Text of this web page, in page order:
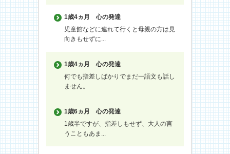
1歳4ヵ月
心の発達
児童館などに連れて行くと母親の方は見
向きもせずに...
1歳4ヵ月
心の発達
何でも指差しばかりでまだ一語文も話し
ません。
1歳6ヵ月
心の発達
1歳半ですが、指差しもせず、大人の言
うこともあま...